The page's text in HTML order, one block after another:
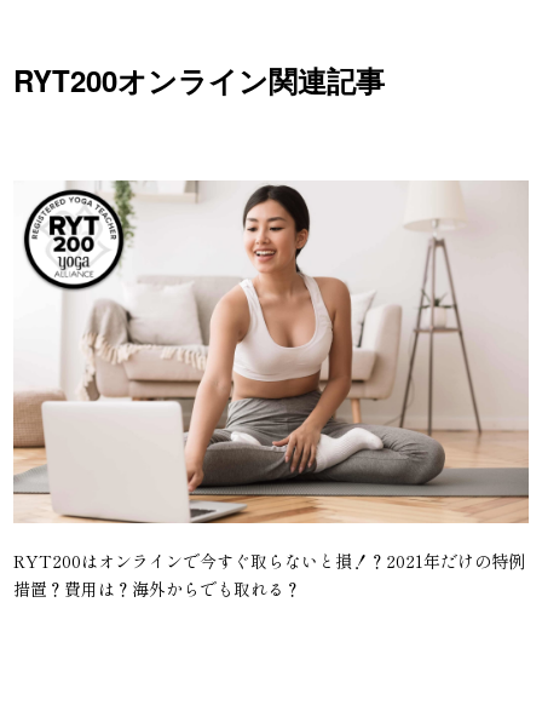
RYT200オンライン関連記事
RYT200はオンラインで今すぐ取らないと損！？2021年だけの特例
措置？費用は？海外からでも取れる？